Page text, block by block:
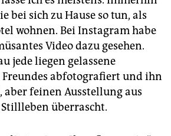
bei sich zu Hause so tun, als
wohnen. Bei Instagram habe
Video dazu gesehen.
jede liegen gelassene
Freundes abfotografiert und ihn
feinen Ausstellung aus
überrascht.